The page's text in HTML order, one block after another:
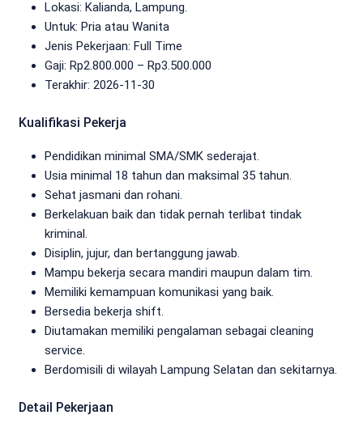
Lokasi: Kalianda, Lampung.
Untuk: Pria atau Wanita
Jenis Pekerjaan: Full Time
Gaji: Rp2.800.000 – Rp3.500.000
Terakhir: 2026-11-30
Kualifikasi Pekerja
Pendidikan minimal SMA/SMK sederajat.
Usia minimal 18 tahun dan maksimal 35 tahun.
Sehat jasmani dan rohani.
Berkelakuan baik dan tidak pernah terlibat tindak
kriminal.
Disiplin, jujur, dan bertanggung jawab.
Mampu bekerja secara mandiri maupun dalam tim.
Memiliki kemampuan komunikasi yang baik.
Bersedia bekerja shift.
Diutamakan memiliki pengalaman sebagai cleaning
service.
Berdomisili di wilayah Lampung Selatan dan sekitarnya.
Detail Pekerjaan